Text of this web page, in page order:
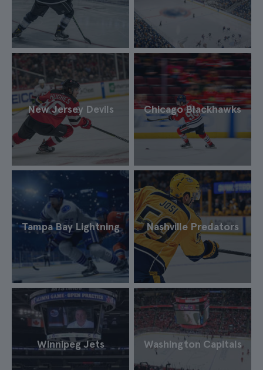
New Jersey Devils Chicago Blackhawks
Tampa Bay Lightning Nashville Predators
Winnipeg Jets Washington Capitals